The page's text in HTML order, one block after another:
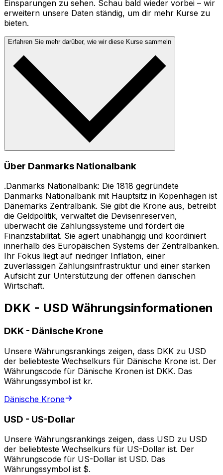
Einsparungen zu sehen. Schau bald wieder vorbei – wir
erweitern unsere Daten ständig, um dir mehr Kurse zu
bieten.
Erfahren Sie mehr darüber, wie wir diese Kurse sammeln
Über Danmarks Nationalbank
.Danmarks Nationalbank: Die 1818 gegründete
Danmarks Nationalbank mit Hauptsitz in Kopenhagen ist
Dänemarks Zentralbank. Sie gibt die Krone aus, betreibt
die Geldpolitik, verwaltet die Devisenreserven,
überwacht die Zahlungssysteme und fördert die
Finanzstabilität. Sie agiert unabhängig und koordiniert
innerhalb des Europäischen Systems der Zentralbanken.
Ihr Fokus liegt auf niedriger Inflation, einer
zuverlässigen Zahlungsinfrastruktur und einer starken
Aufsicht zur Unterstützung der offenen dänischen
Wirtschaft.
DKK - USD Währungsinformationen
DKK - Dänische Krone
Unsere Währungsrankings zeigen, dass DKK zu USD
der beliebteste Wechselkurs für Dänische Krone ist. Der
Währungscode für Dänische Kronen ist DKK. Das
Währungssymbol ist kr.
Dänische Krone
USD - US-Dollar
Unsere Währungsrankings zeigen, dass USD zu USD
der beliebteste Wechselkurs für US-Dollar ist. Der
Währungscode für US-Dollar ist USD. Das
Währungssymbol ist $.